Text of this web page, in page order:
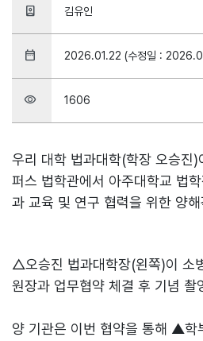
person_book 김유인
date_range 2026.01.22 (수정일 :
visibility 1606
우리 대학 법과대학(학장 오승진
퍼스 법학관에서 아주대학교 법
과 교육 및 연구 협력을 위한 양
△오승진 법과대학장(왼쪽)이 소
원장과 업무협약 체결 후 기념 촬
양 기관은 이번 협약을 통해 ▲학